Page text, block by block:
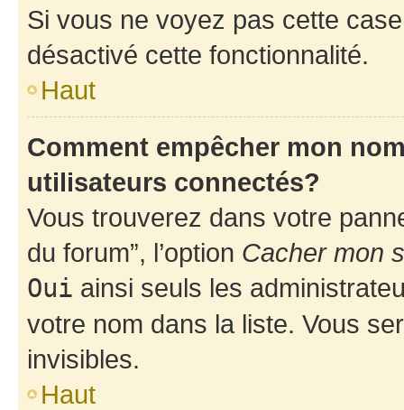
Si vous ne voyez pas cette
désactivé cette fonctionnalité.
Haut
Comment empêcher mon
utilisateurs connectés?
Vous trouverez dans votre
du forum”, l’option Cacher mon
Oui ainsi seuls les
votre nom dans la liste. Vous
invisibles.
Haut